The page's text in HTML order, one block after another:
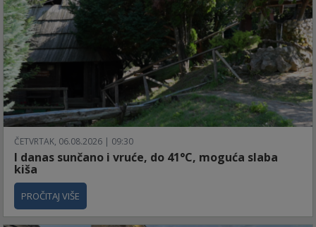
ČETVRTAK, 06.08.2026 | 09:30
I danas sunčano i vruće, do 41°C, moguća slaba
kiša
PROČITAJ VIŠE